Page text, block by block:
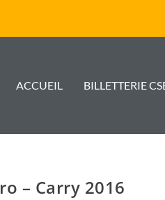
ACCUEIL BILLETTERIE
– Carry 2016